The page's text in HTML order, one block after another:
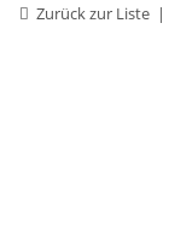
Zurück zur Liste